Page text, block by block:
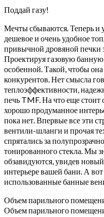
Поддай газу!
Мечты сбываются. Теперь и у
дешевое и очень удобное
привычной дровяной печки
Проектируя газовую банную
особенной. Такой, чтобы
конкурентов. Нет смысла
теплоэффективности,
печь TMF. На что еще стоит
хорошо продуманное
пока нет. Впервые все эти
вентили-шланги и прочая
спрятались за
тонированного стекла. Мы
обзавидуются, увидев
интерьере вашей бани. А вот
использованные банные
Объем парильного
Объем парильного